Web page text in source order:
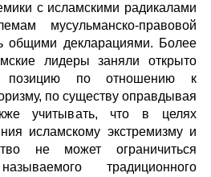
с исламскими радикалами
мусульманско-правовой
общими декларациями. Более
лидеры заняли открыто
позицию по отношению к
по существу оправдывая
учитывать, что в целях
исламскому экстремизму и
не может ограничиться
традиционного